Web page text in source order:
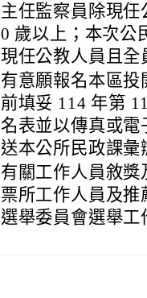
主任監察員除現
0 歲以上；本次公
現任公教人員且全
有意願報名本區投
前填妥 114 年第
名表並以傳真或電
送本公所民政課彙
有關工作人員敘
票所工作人員及
選舉委員會選舉工